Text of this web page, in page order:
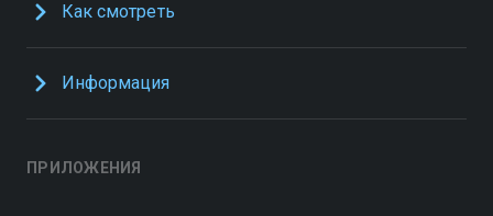
Как смотреть
Информация
ПРИЛОЖЕНИЯ